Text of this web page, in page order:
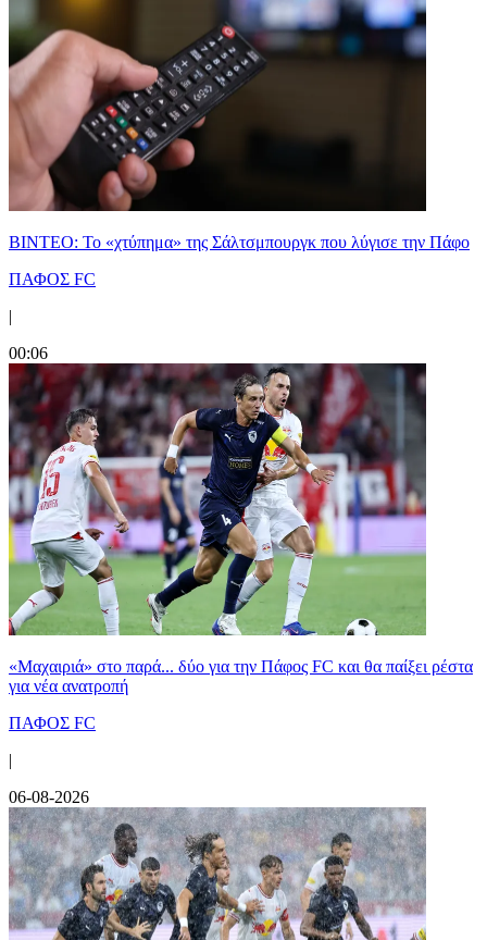
ΒΙΝΤΕΟ: Το «χτύπημα» της Σάλτσμπουργκ που λύγισε την Πάφο
ΠΑΦΟΣ FC
|
00:06
«Μαχαιριά» στο παρά... δύο για την Πάφος FC και θα παίξει ρέστα
για νέα ανατροπή
ΠΑΦΟΣ FC
|
06-08-2026